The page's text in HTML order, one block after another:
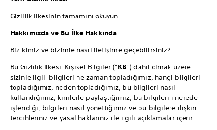
Gizlilik İlkesinin tamamını okuyun
Hakkımızda ve Bu İlke Hakkında
Biz kimiz ve bizimle nasıl iletişime geçebilirsiniz?
Bu Gizlilik İlkesi, Kişisel Bilgiler (“KB”) dahil olmak üzere
sizinle ilgili bilgileri ne zaman topladığımız, hangi bilgileri
topladığımız, neden topladığımız, bu bilgileri nasıl
kullandığımız, kimlerle paylaştığımız, bu bilgilerin nerede
işlendiği, bilgileri nasıl yönettiğimiz ve bu bilgilere ilişkin
tercihleriniz ve yasal haklarınız ile ilgili açıklamalar içerir.